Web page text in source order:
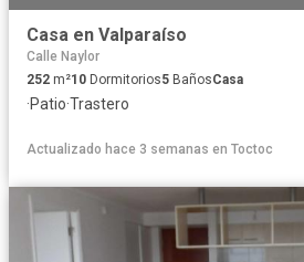
Casa en Valparaíso
Calle Naylor
252 m²10 Dormitorios5 BañosCasa
·Patio·Trastero
Actualizado hace 3 semanas en Toctoc